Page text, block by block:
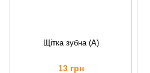
Щітка зубна (А)
13 грн